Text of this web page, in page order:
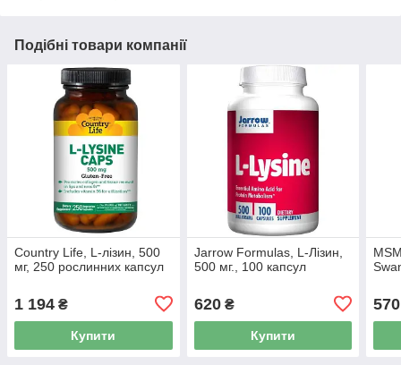
Подібні товари компанії
Country Life, L-лізин, 500
мг, 250 рослинних капсул
1 194 ₴
Купити
Jarrow Formulas, L-Лізин,
500 мг., 100 капсул
620₴
Купити
570